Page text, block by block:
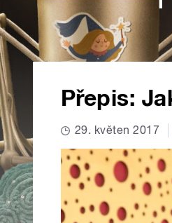
Přepis:
29. květen 2017